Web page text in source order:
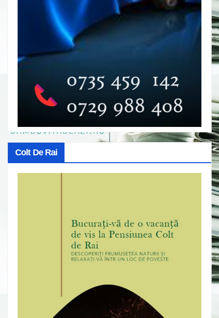
Colt De Rai